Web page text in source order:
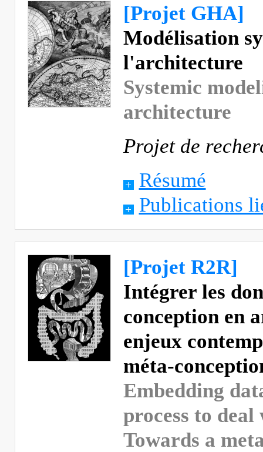
[Projet GHA]
Modélisation
l'architecture
Systemic
architecture
Projet de
Résumé
Publications
[Projet R2R]
Intégrer les
conception en
enjeux
méta-
Embedding
process to
Towards a